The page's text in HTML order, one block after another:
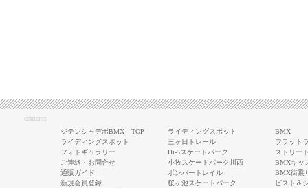
contents
ジテンシャデポBMX TOP
ライディングスポット
フォトギャラリー
ご連絡・お問合せ
通販ガイド
新規会員登録
ライディングスポット
三ヶ日トレール
Hi-5スケートパーク
小牧スケートパーク川西
ボンバートレイル
桜ヶ池スケートパーク
BMX
フラット
ストリー
BMXキッ
BMX街乗
ピスト＆